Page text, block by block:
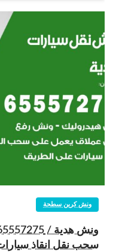
ونش كرين سطحة
سحب نقل انقاذ